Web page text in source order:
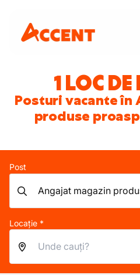
1 LOC
Posturi vacante în
produse
Post
Locație *